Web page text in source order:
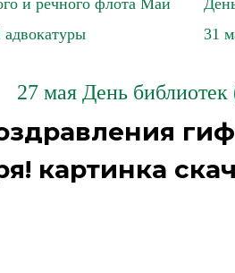
и речного флота Май
31
27 мая День библиотек
картинка